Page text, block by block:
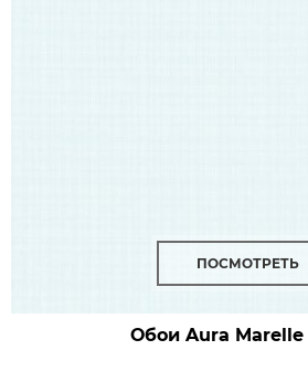
ПОСМОТРЕТЬ
Обои Aura Marelle